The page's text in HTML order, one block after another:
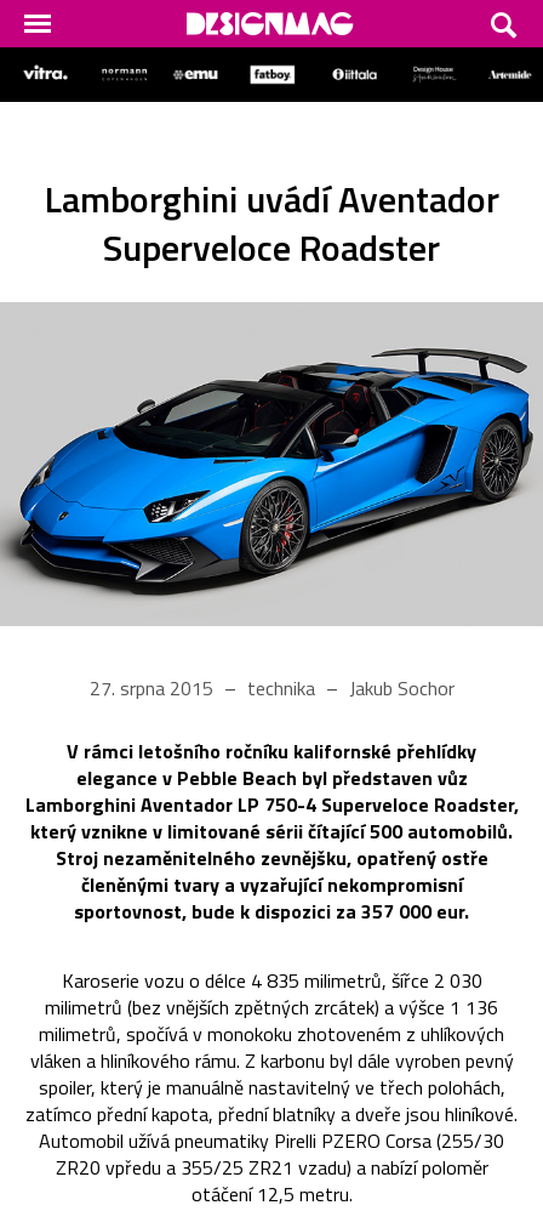
Lamborghini uvádí Aventador
Superveloce Roadster
27. srpna 2015 technika Jakub Sochor
V rámci letošního ročníku kalifornské přehlídky
elegance v Pebble Beach byl představen vůz
Lamborghini Aventador LP 750-4 Superveloce Roadster,
který vznikne v limitované sérii čítající 500 automobilů.
Stroj nezaměnitelného zevnějšku, opatřený ostře
členěnými tvary a vyzařující nekompromisní
sportovnost, bude k dispozici za 357 000 eur.
Karoserie vozu o délce 4 835 milimetrů, šířce 2 030
milimetrů (bez vnějších zpětných zrcátek) a výšce 1 136
milimetrů, spočívá v monokoku zhotoveném z uhlíkových
vláken a hliníkového rámu. Z karbonu byl dále vyroben pevný
spoiler, který je manuálně nastavitelný ve třech polohách,
zatímco přední kapota, přední blatníky a dveře jsou hliníkové.
Automobil užívá pneumatiky Pirelli PZERO Corsa (255/30
ZR20 vpředu a 355/25 ZR21 vzadu) a nabízí poloměr
otáčení 12,5 metru.